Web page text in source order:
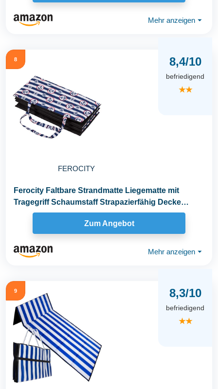
Mehr anzeigen ⏷
8
FEROCITY
8,4/10
befriedigend
★★
Ferocity Faltbare Strandmatte Liegematte mit
Tragegriff Schaumstaff Strapazierfähig Decke
Modell...
Zum Angebot
Mehr anzeigen ⏷
9 8,3/10
befriedigend
★★